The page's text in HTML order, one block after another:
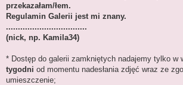
przekazałam/łem.
Regulamin Galerii jest mi znany.
..................................
(nick, np. Kamila34)
* Dostęp do galerii zamkniętych nadajemy tylko w
tygodni od momentu nadesłania zdjęć wraz ze
umieszczenie;